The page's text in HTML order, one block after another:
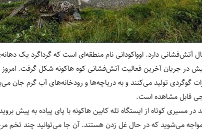
آتش‌فشانی دارد. اوواکودانی نام منطقه‌ای است که گرداگرد یک
شکل، ۳۰۰۰ سال پیش در جریان آخرین فعالیت آتش‌فشانی کوه هاکونه شکل
گوگردی تولید می‌کنند و به دریاچه‌ها و رودخانه‌های آب گرم جان
قابل مشاهده است.
در مسیری کوتاه از ایستگاه تله کابین هاکونه با پای پیاده به پیش
می‌شوید که در حال غل زدن هستند. آن جا می‌توانید چند تخم